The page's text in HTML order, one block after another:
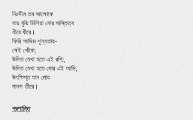
নিঃসীম তব আলোকে
যায় বুঝি মিশিয়া মোর অস্তিত্ব
ধীরে ধীরে।
ফিরি আদিম শূন্যতায়-
সেই খোঁজে;
উদিত যেথা হতে এই রশ্মি,
উদিত যেথা হতে মোর এই আমি,
উৎক্ষিপ্ত যান মোর
মানস তীরে।
প্রশান্তি